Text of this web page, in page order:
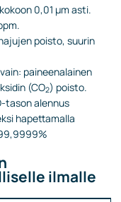
0,01 µm asti.
poisto, suurin
paineenalainen
(CO2) poisto.
tason alennus
hapettamalla
ilmalle